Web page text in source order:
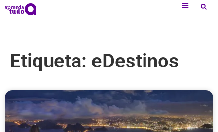
Etiqueta: eDestinos